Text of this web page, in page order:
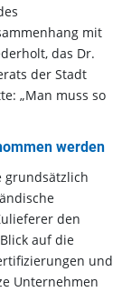
mit
das Dr.
der Stadt
„Man muss so
werden
grundsätzlich
den
auf die
und
Unternehmen